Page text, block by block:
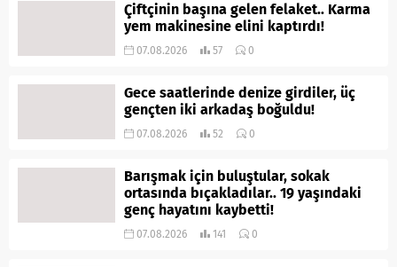
Çiftçinin başına gelen felaket.. Karma
yem makinesine elini kaptırdı!
07.08.2026 57 0
Gece saatlerinde denize girdiler, üç
gençten iki arkadaş boğuldu!
07.08.2026 52 0
Barışmak için buluştular, sokak
ortasında bıçakladılar.. 19 yaşındaki
genç hayatını kaybetti!
07.08.2026 141 0